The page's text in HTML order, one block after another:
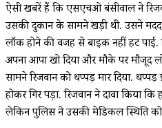
ऐसी खबरें हैं कि एसएचओ बंसीवाल ने
उसकी दुकान के सामने खड़ी थी. उसने
लॉक होने की वजह से बाइक नहीं हट
अपना आपा खो दिया और मौके पर मौजूद
सामने रिजवान को थप्पड़ मार दिया. थप्पड़
होकर गिर पड़ा. रिजवान ने दावा किया
लेकिन पुलिस ने उसकी मेडिकल स्थिति